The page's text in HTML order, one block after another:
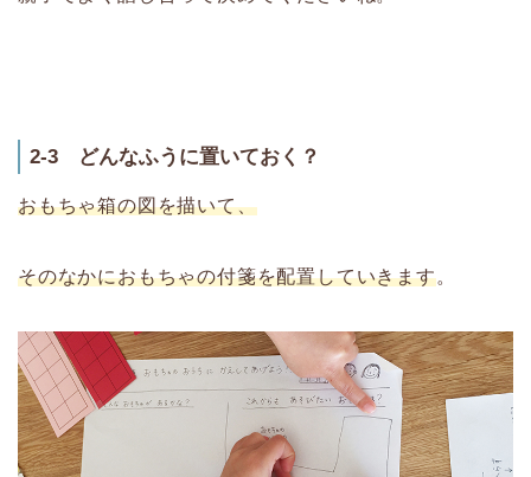
2-3 どんなふうに置いておく？
おもちゃ箱の図を描いて、
そのなかにおもちゃの付箋を配置していきます。